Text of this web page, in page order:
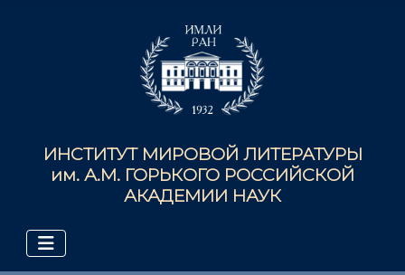
ИНСТИТУТ МИРОВОЙ ЛИТЕРАТУРЫ
им. А.М. ГОРЬКОГО РОССИЙСКОЙ
АКАДЕМИИ НАУК